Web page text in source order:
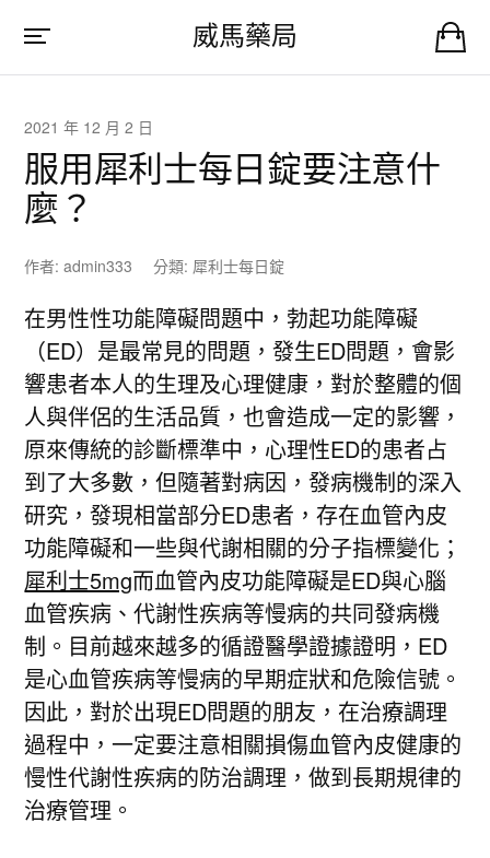
威馬藥局
2021 年 12 月 2 日
服用犀利士每日錠要注意什
麼？
作者:admin333 分類: 犀利士每日錠
在男性性功能障礙問題中，勃起功能障礙
（ED）是最常見的問題，發生ED問題，會影
響患者本人的生理及心理健康，對於整體的個
人與伴侶的生活品質，也會造成一定的影響，
原來傳統的診斷標準中，心理性ED的患者占
到了大多數，但隨著對病因，發病機制的深入
研究，發現相當部分ED患者，存在血管內皮
功能障礙和一些與代謝相關的分子指標變化；
犀利士5mg而血管內皮功能障礙是ED與心腦
血管疾病、代謝性疾病等慢病的共同發病機
制。目前越來越多的循證醫學證據證明，ED
是心血管疾病等慢病的早期症狀和危險信號。
因此，對於出現ED問題的朋友，在治療調理
過程中，一定要注意相關損傷血管內皮健康的
慢性代謝性疾病的防治調理，做到長期規律的
治療管理。